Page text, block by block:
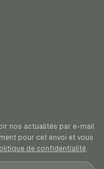
nos actualités par e-mail
pour cet envoi et vous
de confidentialité.